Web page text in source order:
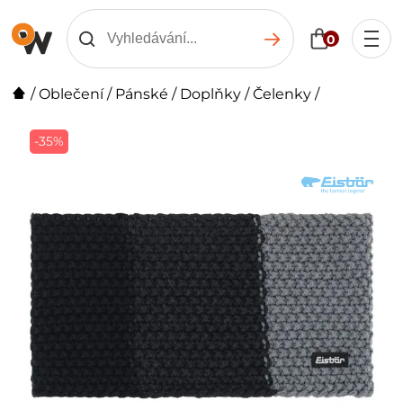
0
/Oblečení/ Pánské / Doplňky /Čelenky /
-35%